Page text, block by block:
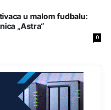
u malom fudbalu:
„Astra“
0
računarima